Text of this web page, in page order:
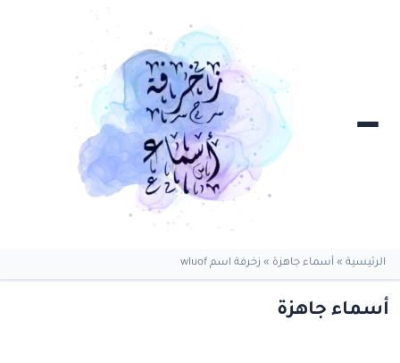
الرئيسية » أسماء جاهزة » زخرفة اسم wluof
أسماء جاهزة